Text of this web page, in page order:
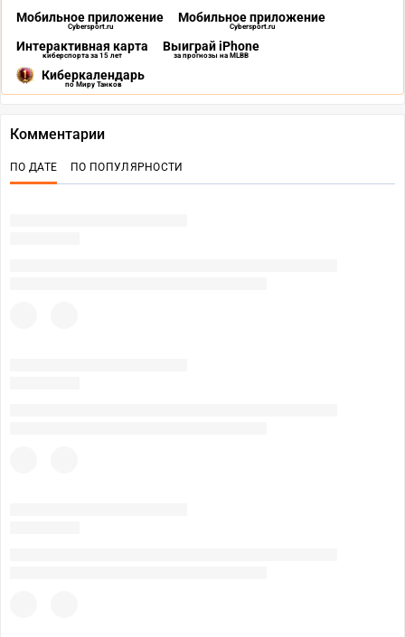
Мобильное приложение
Cybersport.ru
Мобильное приложение
Cybersport.ru
Интерактивная карта
киберспорта за 15 лет
Выиграй iPhone
за прогнозы на MLBB
Киберкалендарь
по Миру Танков
Комментарии
ПО ДАТЕ ПО ПОПУЛЯРНОСТИ